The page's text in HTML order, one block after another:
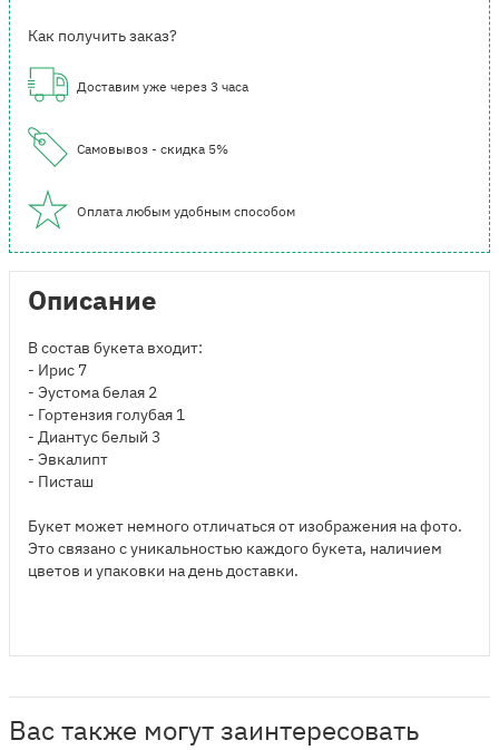
Как получить заказ?
Доставим уже через 3 часа
Самовывоз - скидка 5%
Оплата любым удобным способом
Описание
В состав букета входит:
- Ирис 7
- Эустома белая 2
- Гортензия голубая 1
- Диантус белый 3
- Эвкалипт
- Писташ
Букет может немного отличаться от изображения на фото.
Это связано с уникальностью каждого букета, наличием
цветов и упаковки на день доставки.
Вас также могут заинтересовать